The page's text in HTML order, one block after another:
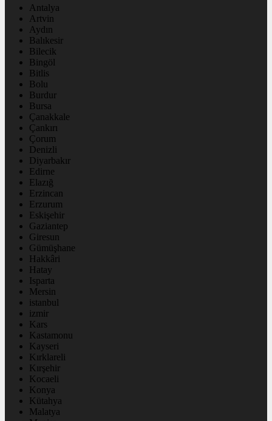
Antalya
Artvin
Aydın
Balıkesir
Bilecik
Bingöl
Bitlis
Bolu
Burdur
Bursa
Çanakkale
Çankırı
Çorum
Denizli
Diyarbakır
Edirne
Elazığ
Erzincan
Erzurum
Eskişehir
Gaziantep
Giresun
Gümüşhane
Hakkâri
Hatay
Isparta
Mersin
istanbul
izmir
Kars
Kastamonu
Kayseri
Kırklareli
Kırşehir
Kocaeli
Konya
Kütahya
Malatya